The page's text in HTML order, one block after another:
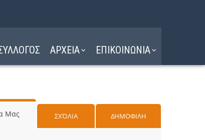
ΑΡΧΕΙΑ ΕΠΙΚΟΙΝΩΝΙΑ
Μας ΣΧΌΛΙΑ ΔΗΜΟΦΙΛΗ